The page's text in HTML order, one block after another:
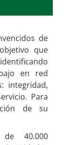
de
que
en red
integridad,
Para
de su
40.000